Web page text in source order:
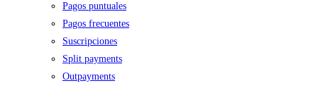
Pagos puntuales
Pagos frecuentes
Suscripciones
Split payments
Outpayments